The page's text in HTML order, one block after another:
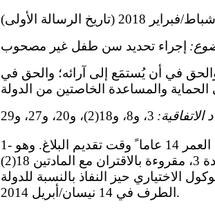
إجراء تحديد سن طفل غير مصحوب
في أن يُستمَع إلى آرائه؛ والحق في
والمساعدة الخاصتين من الدولة
الاتفاقية: 3، و8، و18(2)، و20، و27، و29
1- صاحب البلاغ هو م. أ. ب.، وهو مواطن من غينيا، كان يبلغ من العمر 14 عاما ً وقت تقديم البلاغ. وهو
يدَّعي أن الدولة الطرف انتهكت حقوقَه المكفولة بموجب المادة 3، مقروءة بالاقتران مع المادتين 18(2)
وقد دخل البروتوكول الاختياري حيز النفاذ بالنسبة للدولة
الطرف في 14 نيسان/أبريل 2014.